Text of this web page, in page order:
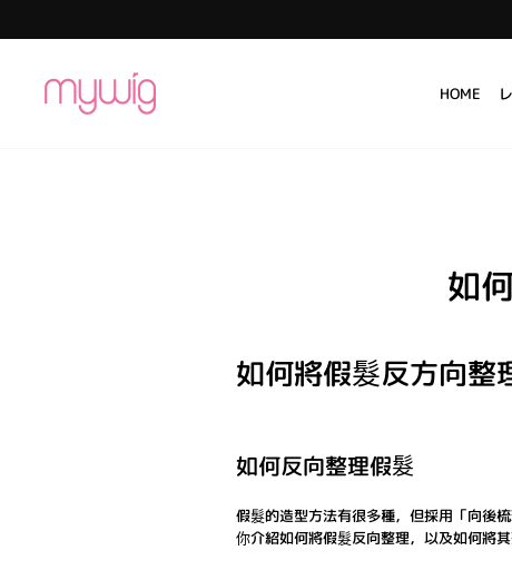
HOME
如
如何將假髮反方向整
如何反向整理假髮
假髮的造型方法有很多種，但採用「向後
你介紹如何將假髮反向整理，以及如何將